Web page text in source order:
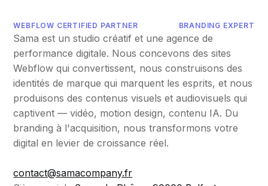
WEBFLOW CERTIFIED PARTNER BRANDING EXPERT
Sama est un studio créatif et une agence de
performance digitale. Nous concevons des sites
Webflow qui convertissent, nous construisons des
identités de marque qui marquent les esprits, et nous
produisons des contenus visuels et audiovisuels qui
captivent — vidéo, motion design, contenu IA. Du
branding à l'acquisition, nous transformons votre
digital en levier de croissance réel.
contact@samacompany.fr